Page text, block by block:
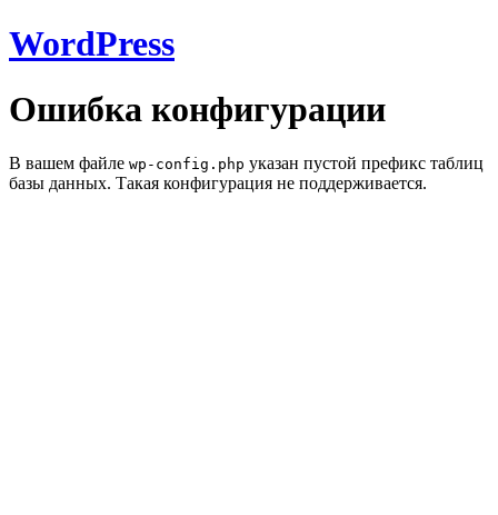
WordPress
Ошибка конфигурации
В вашем файле wp-config.php указан пустой префикс таблиц
базы данных. Такая конфигурация не поддерживается.